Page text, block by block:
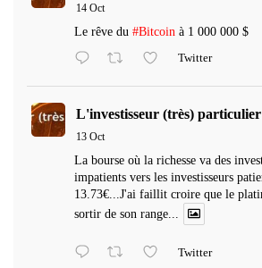
14 Oct
Le rêve du #Bitcoin à 1 000 000 $
Twitter
L'investisseur (très) particulier
13 Oct
La bourse où la richesse va des
impatients vers les investisseurs
13.73€...J'ai faillit croire que le
sortir de son range...
Twitter